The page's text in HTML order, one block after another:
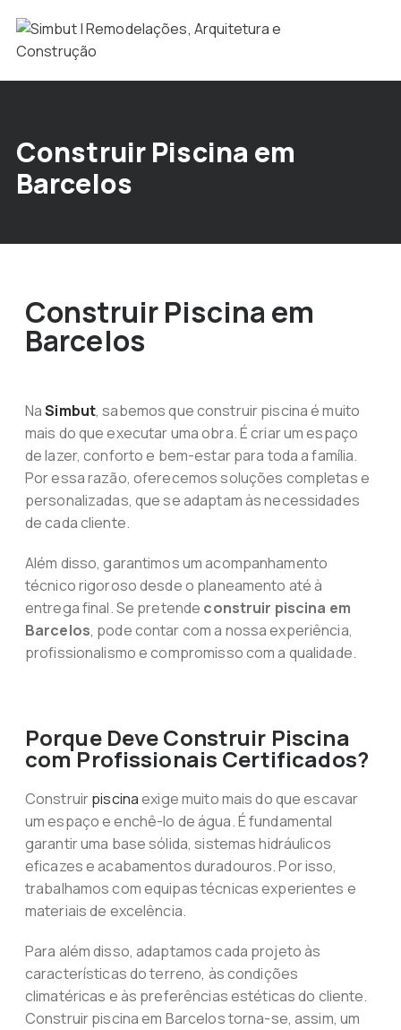
Construir Piscina em
Barcelos
Construir Piscina em
Barcelos
NaSimbut, sabemos que construir piscina é muito
mais do que executar uma obra. É criar um espaço
de lazer, conforto e bem-estar para toda a família.
Por essa razão, oferecemos soluções completas e
personalizadas, que se adaptam às necessidades
de cada cliente.
Além disso, garantimos um acompanhamento
técnico rigoroso desde o planeamento até à
entrega final. Se pretende construir piscina em
Barcelos, pode contar com a nossa experiência,
profissionalismo e compromisso com a qualidade.
Porque Deve Construir Piscina
com Profissionais Certificados?
Construirpiscinaexige muito mais do que escavar
um espaço e enchê-lo de água. É fundamental
garantir uma base sólida, sistemas hidráulicos
eficazes e acabamentos duradouros. Por isso,
trabalhamos com equipas técnicas experientes e
materiais de excelência.
Para além disso, adaptamos cada projeto às
características do terreno, às condições
climatéricas e às preferências estéticas do cliente.
Construir piscina em Barcelos torna-se, assim, um